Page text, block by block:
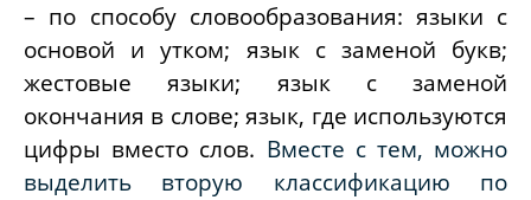
– по способу словообразования: языки с
основой и утком; язык с заменой букв;
жестовые языки; язык с заменой
окончания в слове; язык, где используются
цифры вместо слов. Вместе с тем, можно
выделить вторую классификацию по